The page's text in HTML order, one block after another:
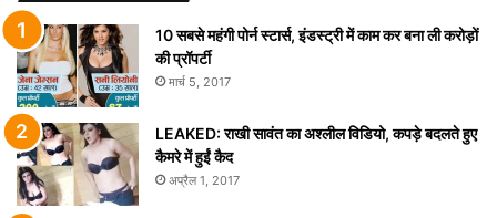
10 सबसे महंगी पोर्न स्टार्स, इंडस्ट्री में काम कर बना ली करोड़ों
की प्रॉपर्टी
मार्च 5, 2017
LEAKED: राखी सावंत का अश्लील विडियो, कपड़े बदलते हुए
कैमरे में हुईं कैद
अप्रैल 1, 2017